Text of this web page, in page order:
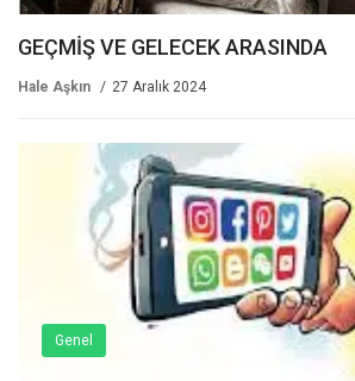
GEÇMİŞ VE GELECEK ARASINDA
Hale Aşkın 27 Aralık 2024
Genel